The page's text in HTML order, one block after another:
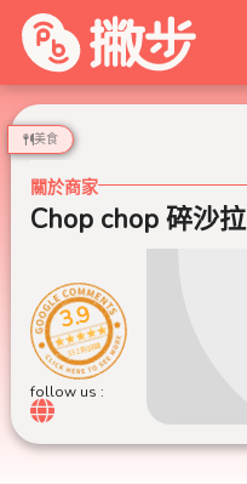
美食
關於商家
Chop chop 碎沙拉
3.9
332 則評論
follow us :